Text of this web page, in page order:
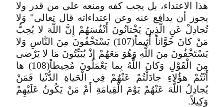
هذا الاعتداء، بل يجب كفه ومنعه على من قدر ولا
يجوز أن يدافع عنه وعن اعتداءاته قال تعالى" وَلا
تُجادِلْ عَنِ الَّذِينَ يَخْتانُونَ أَنْفُسَهُمْ إِنَّ اللَّهَ لا يُحِبُّ
مَنْ كانَ خَوَّاناً أَثِيماً(107) يَسْتَخْفُونَ مِنَ النَّاسِ وَلا
يَسْتَخْفُونَ مِنَ اللَّهِ وَهُوَ مَعَهُمْ إِذْ يُبَيِّتُونَ مَا لا يَرْضى
مِنَ الْقَوْلِ وَكانَ اللَّهُ بِما يَعْمَلُونَ مُحِيطاً(108) ها
أَنْتُمْ هؤُلاءِ جادَلْتُمْ عَنْهُمْ فِي الْحَياةِ الدُّنْيا فَمَنْ
يُجادِلُ اللَّهَ عَنْهُمْ يَوْمَ الْقِيامَةِ أَمْ مَنْ يَكُونُ عَلَيْهِمْ
وَكِيلاً.